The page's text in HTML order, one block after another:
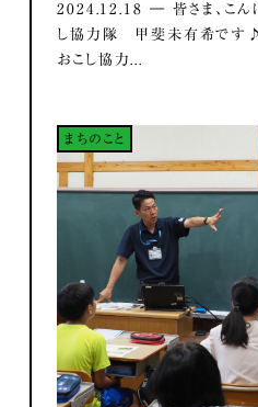
2024.12.18 ― 皆さま、こん
し協力隊 甲斐未有希です
おこし協力...
まちのこと